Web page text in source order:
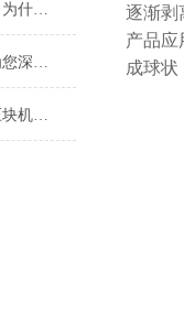
全自动铝屑压饼机生产厂：为什么恩派特成为行业信赖之选？
铝销压饼机厂家哪个好？为您深度解析行业优选——恩派特
国内哪里能买到优质铝渣压块机？恩派特压饼机
逐渐剥
产品应
成球